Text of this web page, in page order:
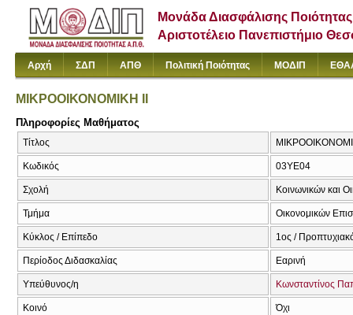
Μονάδα Διασφάλισης Ποιότητας
Αριστοτέλειο Πανεπιστήμιο
Αρχή ΣΔΠ ΑΠΘ Πολιτική Ποιότητας ΜΟΔΙΠ
ΜΙΚΡΟΟΙΚΟΝΟΜΙΚΗ ΙΙ
Πληροφορίες Μαθήματος
Τίτλος
Κωδικός 03ΥΕ04
Σχολή Κοινωνικών και
Τμήμα Οικονομικών
Κύκλος / Επίπεδο 1ος /
Περίοδος Διδασκαλίας Εαρινή
Υπεύθυνος/η Κωνσταντίνος
Κοινό Όχι